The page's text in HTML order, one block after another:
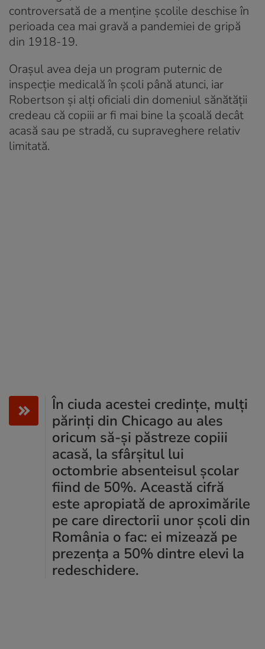
controversată de a menține școlile deschise în
perioada cea mai gravă a pandemiei de gripă
din 1918-19.
Orașul avea deja un program puternic de
inspecție medicală în școli până atunci, iar
Robertson și alți oficiali din domeniul sănătății
credeau că copiii ar fi mai bine la școală decât
acasă sau pe stradă, cu supraveghere relativ
limitată.
În ciuda acestei credințe, mulți
părinți din Chicago au ales
oricum să-și păstreze copiii
acasă, la sfârșitul lui
octombrie absenteisul școlar
fiind de 50%. Această cifră
este apropiată de aproximările
pe care directorii unor școli din
România o fac: ei mizează pe
prezența a 50% dintre elevi la
redeschidere.